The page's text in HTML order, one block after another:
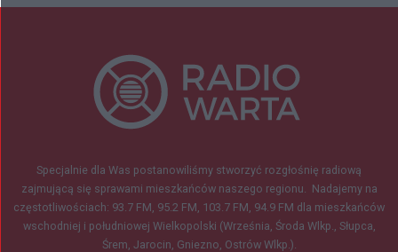
Specjalnie dla Was postanowiliśmy stworzyć rozgłośnię radiową
zajmującą się sprawami mieszkańców naszego regionu. Nadajemy na
częstotliwościach: 93.7 FM, 95.2 FM, 103.7 FM, 94.9 FM dla mieszkańców
wschodniej i południowej Wielkopolski (Września, Środa Wlkp., Słupca,
Śrem, Jarocin, Gniezno, Ostrów Wlkp.).